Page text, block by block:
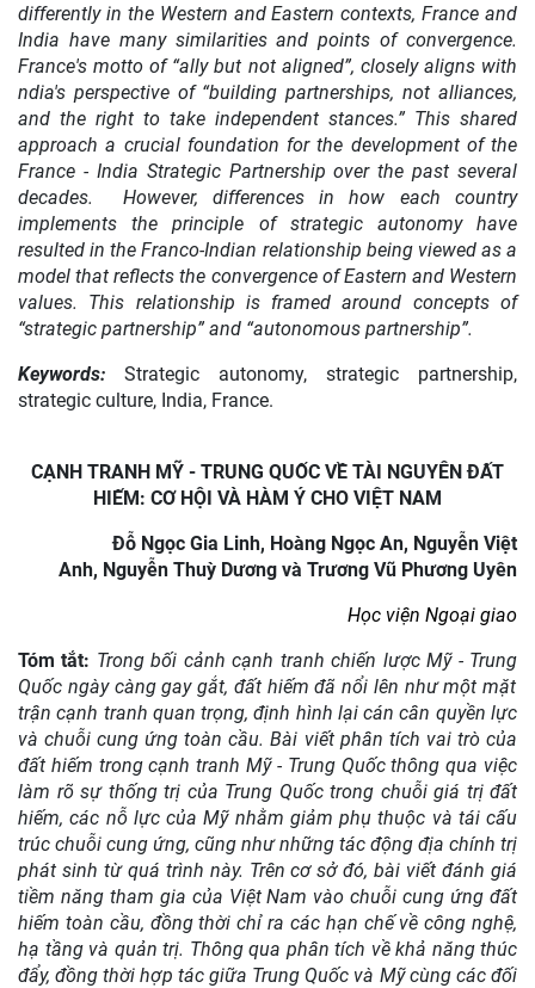
differently in the Western and Eastern contexts, France and
India have many similarities and points of convergence.
France's motto of “ally but not aligned”, closely aligns with
ndia's perspective of “building partnerships, not alliances,
and the right to take independent stances.” This shared
approach a crucial foundation for the development of the
France - India Strategic Partnership over the past several
decades. However, differences in how each country
implements the principle of strategic autonomy have
resulted in the Franco-Indian relationship being viewed as a
model that reflects the convergence of Eastern and Western
values. This relationship is framed around concepts of
“strategic partnership” and “autonomous partnership”.
Keywords:
Strategic autonomy, strategic partnership,
strategic culture, India, France.
CẠNH TRANH MỸ - TRUNG QUỐC VỀ TÀI NGUYÊN ĐẤT
HIẾM: CƠ HỘI VÀ HÀM Ý CHO VIỆT NAM
Đỗ Ngọc Gia Linh, Hoàng Ngọc An, Nguyễn Việt
Anh, Nguyễn Thuỳ Dương và Trương Vũ Phương Uyên
Học viện Ngoại giao
Tóm tắt: Trong bối cảnh cạnh tranh chiến lược Mỹ - Trung
Quốc ngày càng gay gắt, đất hiếm đã nổi lên như một mặt
trận cạnh tranh quan trọng, định hình lại cán cân quyền lực
và chuỗi cung ứng toàn cầu. Bài viết phân tích vai trò của
đất hiếm trong cạnh tranh Mỹ - Trung Quốc thông qua việc
làm rõ sự thống trị của Trung Quốc trong chuỗi giá trị đất
hiếm, các nỗ lực của Mỹ nhằm giảm phụ thuộc và tái cấu
trúc chuỗi cung ứng, cũng như những tác động địa chính trị
phát sinh từ quá trình này. Trên cơ sở đó, bài viết đánh giá
tiềm năng tham gia của Việt Nam vào chuỗi cung ứng đất
hiếm toàn cầu, đồng thời chỉ ra các hạn chế về công nghệ,
hạ tầng và quản trị. Thông qua phân tích về khả năng thúc
đẩy, đồng thời hợp tác giữa Trung Quốc và Mỹ cùng các đối